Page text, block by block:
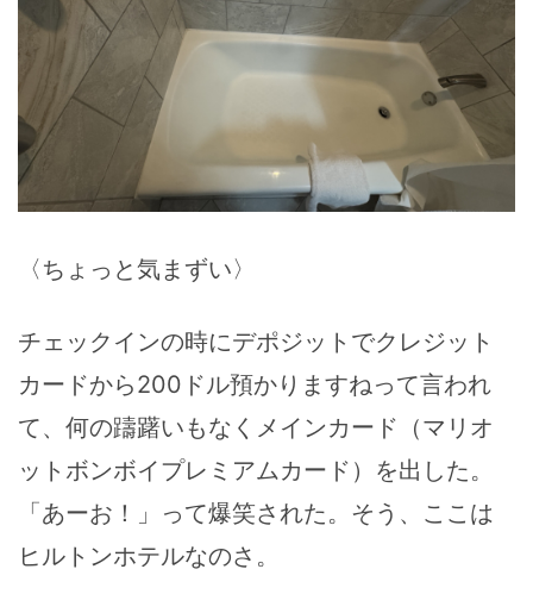
〈ちょっと気まずい〉
チェックインの時にデポジットでクレジット
カードから200ドル預かりますねって言われ
て、何の躊躇いもなくメインカード（マリオ
ットボンボイプレミアムカード）を出した。
「あーお！」って爆笑された。そう、ここは
ヒルトンホテルなのさ。